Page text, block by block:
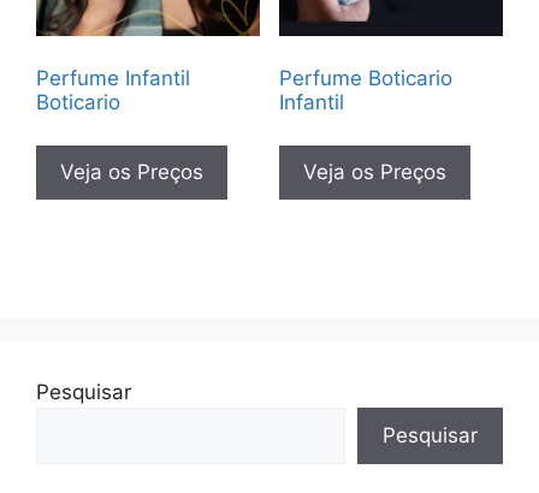
Perfume Infantil
Boticario
Veja os Preços
Perfume Boticario
Infantil
Veja os Preços
Pesquisar
Pesquisar